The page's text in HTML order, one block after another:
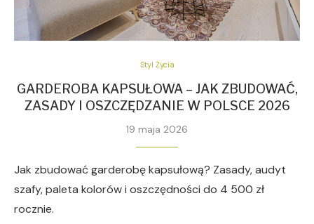
Styl Życia
GARDEROBA KAPSUŁOWA – JAK ZBUDOWAĆ,
ZASADY I OSZCZĘDZANIE W POLSCE 2026
19 maja 2026
Jak zbudować garderobę kapsułową? Zasady, audyt
szafy, paleta kolorów i oszczędności do 4 500 zł
rocznie.